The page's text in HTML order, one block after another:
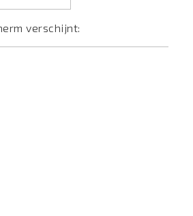
verschijnt: